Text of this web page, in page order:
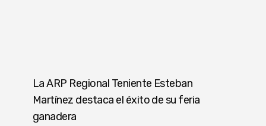
La ARP Regional Teniente Esteban
Martínez destaca el éxito de su feria
ganadera